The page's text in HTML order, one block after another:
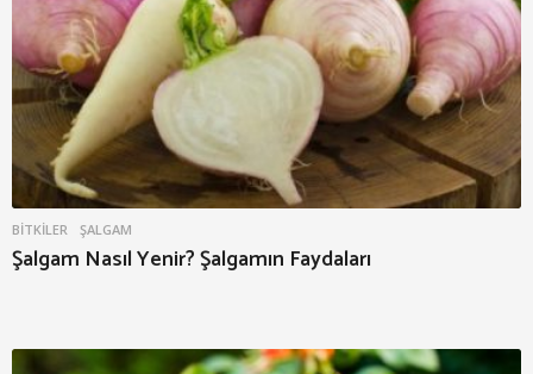
BITKILER ŞALGAM
Şalgam Nasıl Yenir? Şalgamın Faydaları